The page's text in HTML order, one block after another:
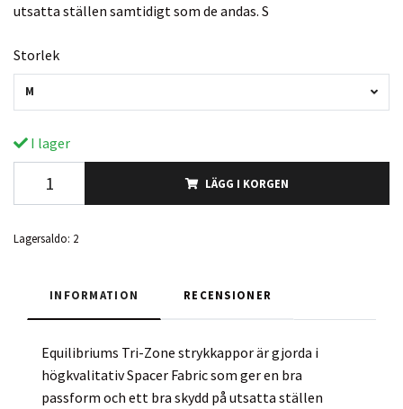
utsatta ställen samtidigt som de andas. S
Storlek
M
I lager
LÄGG I KORGEN
Lagersaldo: 2
INFORMATION RECENSIONER
Equilibriums Tri-Zone strykkappor är gjorda i
högkvalitativ Spacer Fabric som ger en bra
passform och ett bra skydd på utsatta ställen